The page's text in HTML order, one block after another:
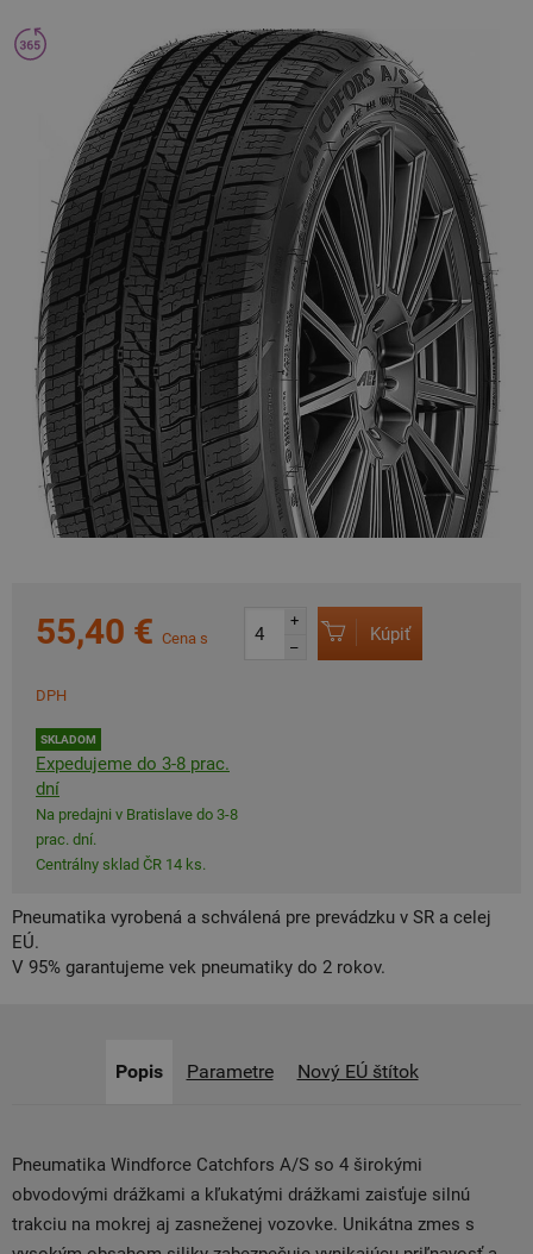
55,40 € Cena s
DPH
SKLADOM
Expedujeme do 3-8 prac.
dní
Na predajni v Bratislave do 3-8
prac. dní.
Centrálny sklad ČR 14 ks.
+
–
Kúpiť
Pneumatika vyrobená a schválená pre prevádzku v SR a celej
EÚ.
V 95% garantujeme vek pneumatiky do 2 rokov.
Popis Parametre Nový EÚ štítok
Pneumatika Windforce Catchfors A/S so 4 širokými
obvodovými drážkami a kľukatými drážkami zaisťuje silnú
trakciu na mokrej aj zasneženej vozovke. Unikátna zmes s